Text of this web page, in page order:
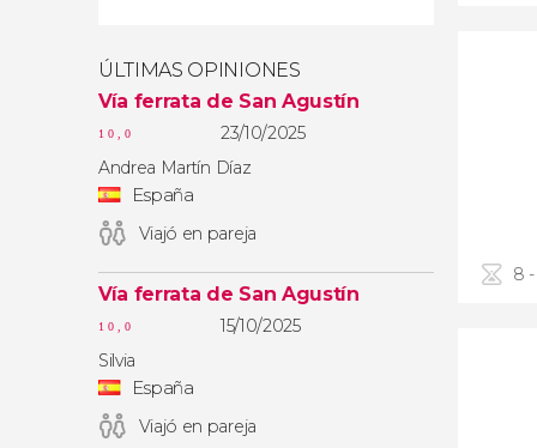
ÚLTIMAS OPINIONES
Vía ferrata de San Agustín
10,0
23/10/2025
Andrea Martín Díaz
España
Viajó en pareja
Vía ferrata de San Agustín
10,0
15/10/2025
Silvia
España
Viajó en pareja
8